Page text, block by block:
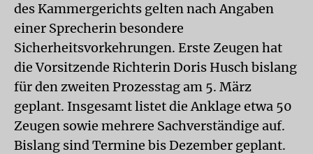
des Kammergerichts gelten nach Angaben
einer Sprecherin besondere
Sicherheitsvorkehrungen. Erste Zeugen hat
die Vorsitzende Richterin Doris Husch bislang
für den zweiten Prozesstag am 5. März
geplant. Insgesamt listet die Anklage etwa 50
Zeugen sowie mehrere Sachverständige auf.
Bislang sind Termine bis Dezember geplant.